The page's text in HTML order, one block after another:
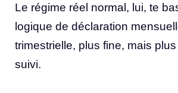
Le régime réel normal, lui, te
logique de déclaration
trimestrielle, plus fine, mais
suivi.